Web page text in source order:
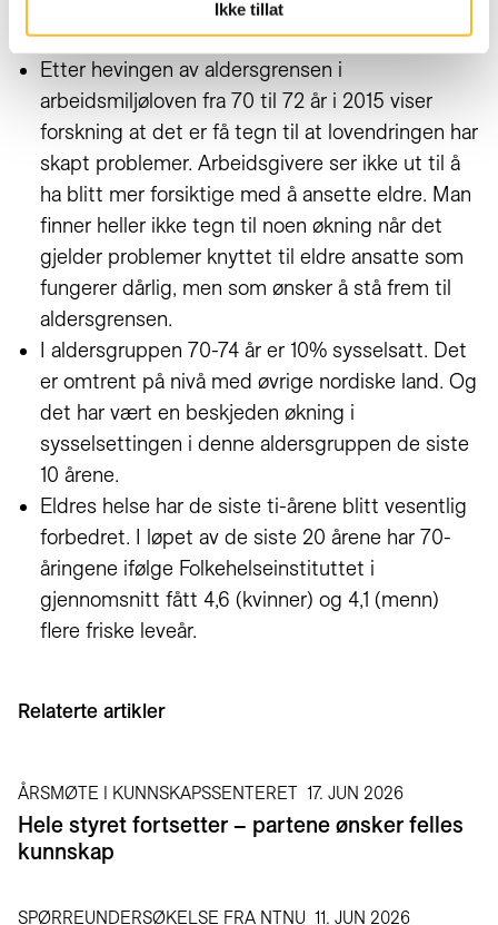
Ikke tillat
at de ansatte skal fortsette etter at de har fylt
70 år.
Etter hevingen av aldersgrensen i
arbeidsmiljøloven fra 70 til 72 år i 2015 viser
forskning at det er få tegn til at lovendringen har
skapt problemer. Arbeidsgivere ser ikke ut til å
ha blitt mer forsiktige med å ansette eldre. Man
finner heller ikke tegn til noen økning når det
gjelder problemer knyttet til eldre ansatte som
fungerer dårlig, men som ønsker å stå frem til
aldersgrensen.
I aldersgruppen 70-74 år er 10% sysselsatt. Det
er omtrent på nivå med øvrige nordiske land. Og
det har vært en beskjeden økning i
sysselsettingen i denne aldersgruppen de siste
10 årene.
Eldres helse har de siste ti-årene blitt vesentlig
forbedret. I løpet av de siste 20 årene har 70-
åringene ifølge Folkehelseinstituttet i
gjennomsnitt fått 4,6 (kvinner) og 4,1 (menn)
flere friske leveår.
Relaterte artikler
ÅRSMØTE I KUNNSKAPSSENTERET 17. JUN 2026
Hele styret fortsetter – partene ønsker felles
kunnskap
SPØRREUNDERSØKELSE FRA NTNU 11. JUN 2026